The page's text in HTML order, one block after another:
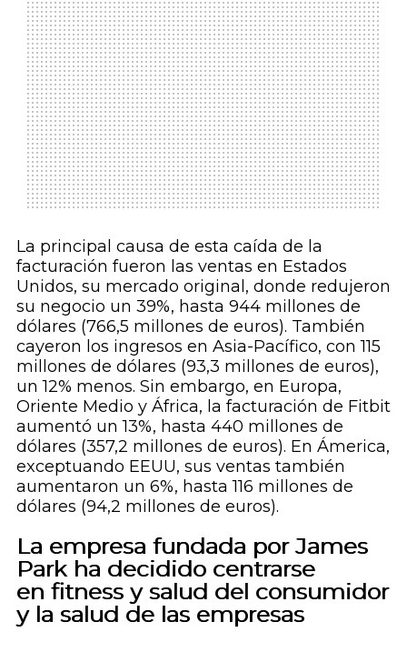
La principal causa de esta caída de la
facturación fueron las ventas en Estados
Unidos, su mercado original, donde redujeron
su negocio un 39%, hasta 944 millones de
dólares (766,5 millones de euros). También
cayeron los ingresos en Asia-Pacífico, con 115
millones de dólares (93,3 millones de euros),
un 12% menos. Sin embargo, en Europa,
Oriente Medio y África, la facturación de Fitbit
aumentó un 13%, hasta 440 millones de
dólares (357,2 millones de euros). En Ámerica,
exceptuando EEUU, sus ventas también
aumentaron un 6%, hasta 116 millones de
dólares (94,2 millones de euros).
La empresa fundada por James
Park ha decidido centrarse
en fitness y salud del consumidor
y la salud de las empresas